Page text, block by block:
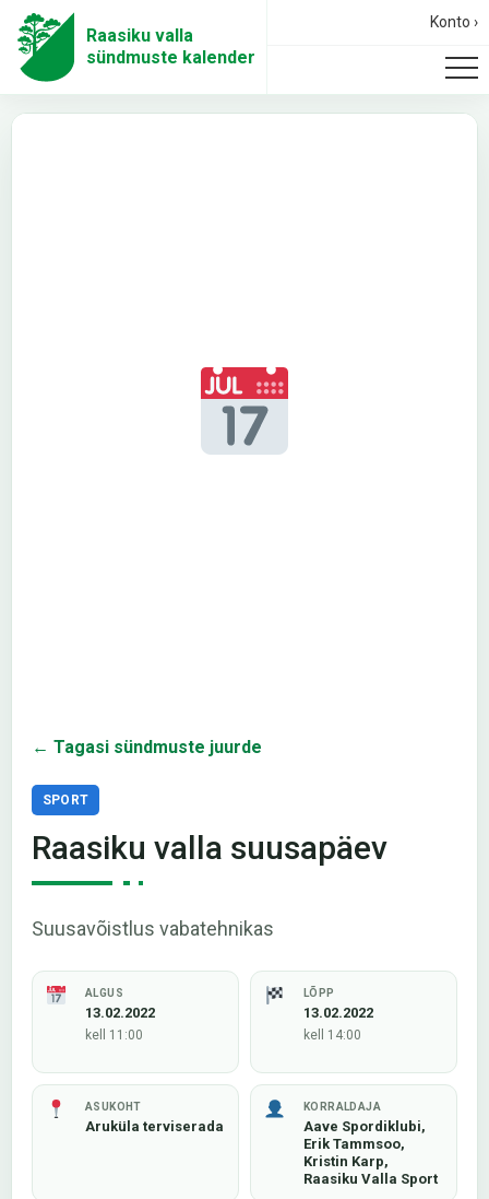
Raasiku valla
sündmuste kalender
Konto ›
← Tagasi sündmuste juurde
SPORT
Raasiku valla suusapäev
Suusavõistlus vabatehnikas
ALGUS
13.02.2022
kell 11:00
LÕPP
13.02.2022
kell 14:00
ASUKOHT
Aruküla terviserada
KORRALDAJA
Aave Spordiklubi,
Erik Tammsoo,
Kristin Karp,
Raasiku Valla Sport